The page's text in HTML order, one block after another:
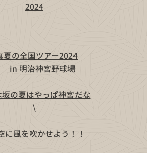
2024
夏の全国ツアー2024
明治神宮野球場🏰
の夏はやっぱ神宮だな
\
に風を吹かせよう！！🌬️